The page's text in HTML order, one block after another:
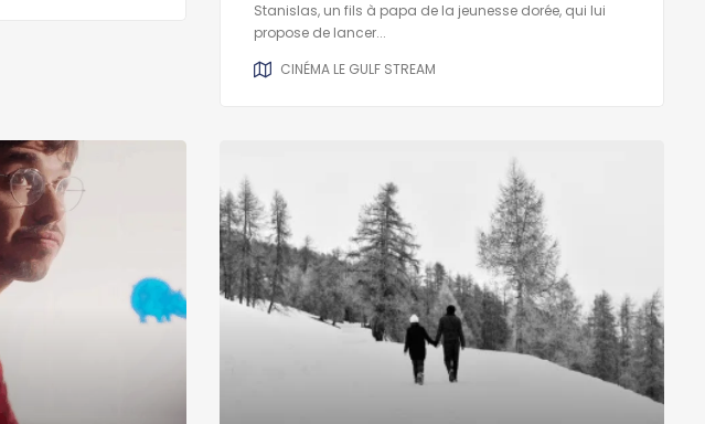
Stanislas, un fils à papa de la jeunesse dorée, qui lui
propose de lancer...
CINÉMA LE GULF STREAM